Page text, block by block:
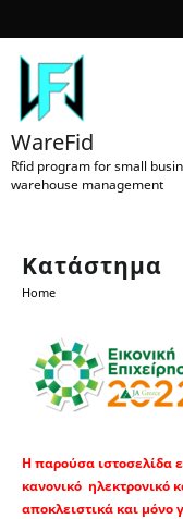
WareFid
Rfid program for small
warehouse management
Κατάστημα
Home
Η παρούσα ιστοσελίδα
κανονικό ηλεκτρονικό
αποκλειστικά και μόνο